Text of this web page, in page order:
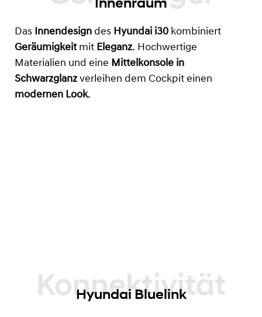
Das Innendesign des Hyundai i30 kombiniert
Geräumigkeitmit Eleganz. Hochwertige
Materialien und eine Mittelkonsole in
Schwarzglanzverleihen dem Cockpit einen
modernen Look.
Hyundai Bluelink